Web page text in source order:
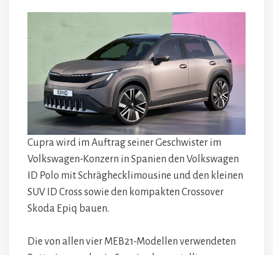
Cupra wird im Auftrag seiner Geschwister im
Volkswagen-Konzern in Spanien den Volkswagen
ID Polo mit Schräghecklimousine und den kleinen
SUV ID Cross sowie den kompakten Crossover
Skoda Epiq bauen.
Die von allen vier MEB21-Modellen verwendeten